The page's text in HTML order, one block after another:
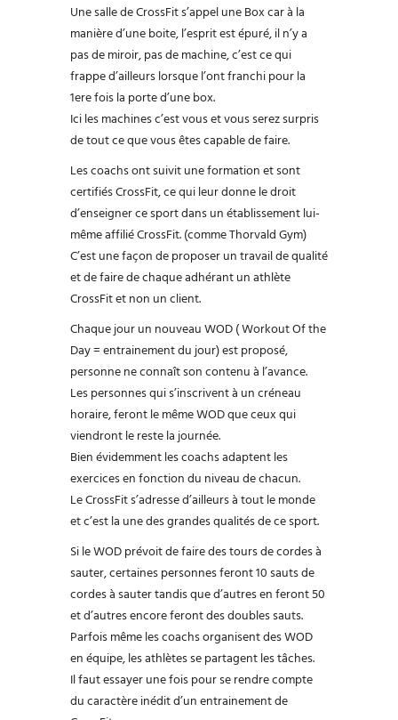
Une salle de CrossFit s’appel une Box car à la
manière d’une boite, l’esprit est épuré, il n’y a
pas de miroir, pas de machine, c’est ce qui
frappe d’ailleurs lorsque l’ont franchi pour la
1ere fois la porte d’une box.
Ici les machines c’est vous et vous serez surpris
de tout ce que vous êtes capable de faire.
Les coachs ont suivit une formation et sont
certifiés CrossFit, ce qui leur donne le droit
d’enseigner ce sport dans un établissement lui-
même affilié CrossFit. (comme Thorvald Gym)
C’est une façon de proposer un travail de qualité
et de faire de chaque adhérant un athlète
CrossFit et non un client.
Chaque jour un nouveau WOD ( Workout Of the
Day = entrainement du jour) est proposé,
personne ne connaît son contenu à l’avance.
Les personnes qui s’inscrivent à un créneau
horaire, feront le même WOD que ceux qui
viendront le reste la journée.
Bien évidemment les coachs adaptent les
exercices en fonction du niveau de chacun.
Le CrossFit s’adresse d’ailleurs à tout le monde
et c’est la une des grandes qualités de ce sport.
Si le WOD prévoit de faire des tours de cordes à
sauter, certaines personnes feront 10 sauts de
cordes à sauter tandis que d’autres en feront 50
et d’autres encore feront des doubles sauts.
Parfois même les coachs organisent des WOD
en équipe, les athlètes se partagent les tâches.
Il faut essayer une fois pour se rendre compte
du caractère inédit d’un entrainement de